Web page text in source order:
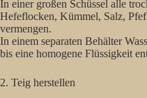
In einer großen Schüssel alle
Hefeflocken, Kümmel, Salz,
vermengen.
In einem separaten Behälter
bis eine homogene Flüssigkeit
2. Teig herstellen